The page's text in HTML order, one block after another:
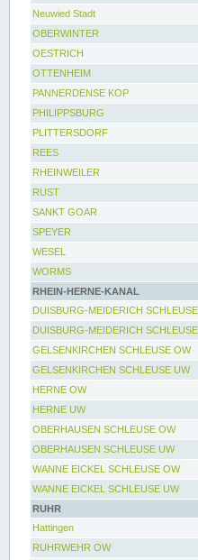
Neuwied Stadt
OBERWINTER
OESTRICH
OTTENHEIM
PANNERDENSE KOP
PHILIPPSBURG
PLITTERSDORF
REES
RHEINWEILER
RUST
SANKT GOAR
SPEYER
WESEL
WORMS
RHEIN-HERNE-KANAL
DUISBURG-MEIDERICH
DUISBURG-MEIDERICH
GELSENKIRCHEN SCHLEUSE OW
GELSENKIRCHEN SCHLEUSE UW
HERNE OW
HERNE UW
OBERHAUSEN SCHLEUSE OW
OBERHAUSEN SCHLEUSE UW
WANNE EICKEL SCHLEUSE OW
WANNE EICKEL SCHLEUSE UW
RUHR
Hattingen
RUHRWEHR OW